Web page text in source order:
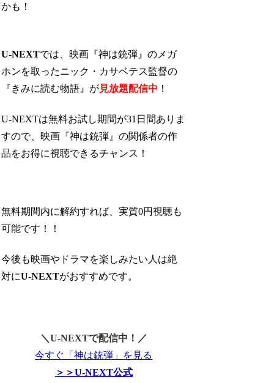
かも！
U-NEXTでは、映画『神は銃弾』のメガ
ホンを取ったニック・カサベテス監督の
『きみに読む物語』が見放題配信中 ！
U-NEXTは無料お試し期間が31日間ありま
すので、映画『神は銃弾』の関係者の作
品をお得に視聴できるチャンス！
無料期間内に解約すれば、実質0円視聴も
可能です！！
今後も映画やドラマを楽しみたい人は絶
対にU-NEXTがおすすめです。
＼U-NEXTで配信中！／
今すぐ「神は銃弾」を見る
＞＞U-NEXT公式